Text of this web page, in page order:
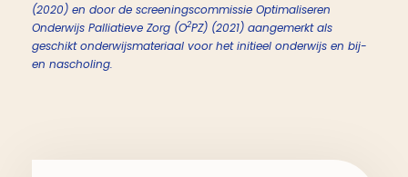
(2020) en door de screeningscommissie Optimaliseren
Onderwijs Palliatieve Zorg (O2PZ) (2021) aangemerkt als
geschikt onderwijsmateriaal voor het initieel onderwijs en bij-
en nascholing.